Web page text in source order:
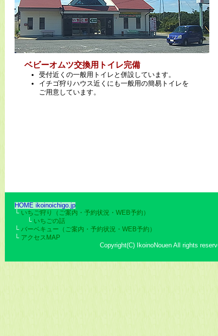
ベビーオムツ交換用トイレ完備
受付近くの一般用トイレと併設しています。
イチゴ狩りハウス近くにも一般用の簡易トイレを
ご用意しています。
HOME ikoinoichigo.jp
└ いちご狩り（ご案内・予約状況・WEB予約）
└ いちごの話
└ バーベキュー（ご案内・予約状況・WEB予約）
└ アクセスMAP
Copyright(C) IkoinoNouen All rights